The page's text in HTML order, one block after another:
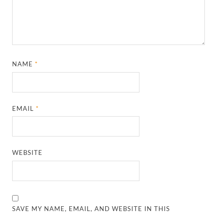
NAME*
EMAIL*
WEBSITE
SAVE MY NAME, EMAIL, AND WEBSITE IN THIS